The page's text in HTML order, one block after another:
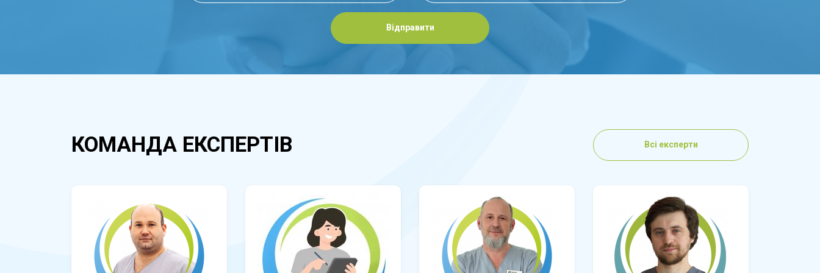
Відправити
КОМАНДА ЕКСПЕРТІВ Всі експерти